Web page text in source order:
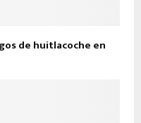
de huitlacoche en